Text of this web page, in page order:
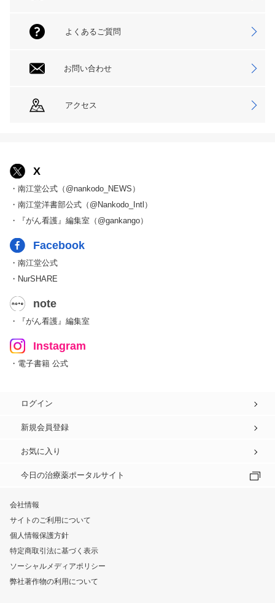
よくあるご質問
お問い合わせ
アクセス
X
・南江堂公式（@nankodo_NEWS）
・南江堂洋書部公式（@Nankodo_Intl）
・『がん看護』編集室（@gankango）
Facebook
・南江堂公式
・NurSHARE
note
・『がん看護』編集室
Instagram
・電子書籍 公式
ログイン
新規会員登録
お気に入り
今日の治療薬ポータルサイト
会社情報
サイトのご利用について
個人情報保護方針
特定商取引法に基づく表示
ソーシャルメディアポリシー
弊社著作物の利用について